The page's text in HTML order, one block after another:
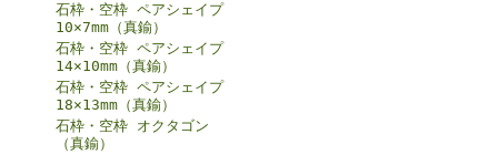
石枠・空枠 ペアシェイプ
10×7mm（真鍮）
石枠・空枠 ペアシェイプ
14×10mm（真鍮）
石枠・空枠 ペアシェイプ
18×13mm（真鍮）
石枠・空枠 オクタゴン
（真鍮）